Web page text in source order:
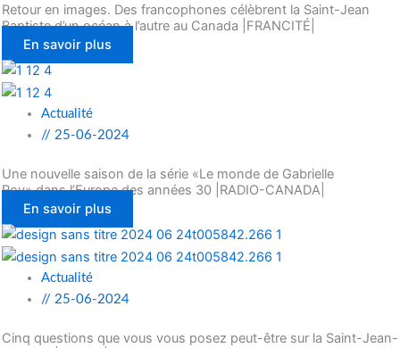
Retour en images. Des francophones célèbrent la Saint-Jean
Baptiste d’un océan à l’autre au Canada |FRANCITÉ|
En savoir plus
Actualité
// 25-06-2024
Une nouvelle saison de la série «Le monde de Gabrielle
Roy» dans l’Europe des années 30 |RADIO-CANADA|
En savoir plus
Actualité
// 25-06-2024
Cinq questions que vous vous posez peut-être sur la Saint-Jean-